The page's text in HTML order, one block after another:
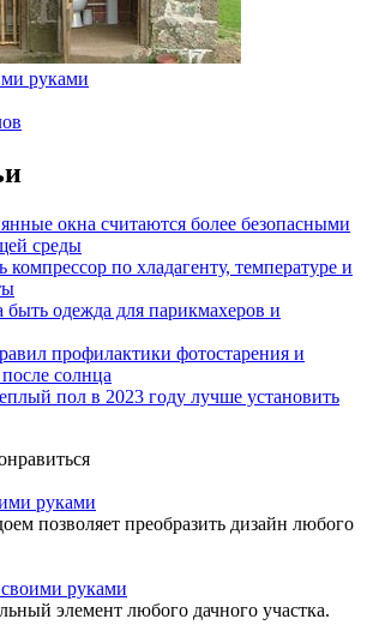
руками
окна считаются более безопасными
среды
компрессор по хладагенту, температуре и
одежда для парикмахеров и
профилактики фотостарения и
солнца
пол в 2023 году лучше установить
руками
позволяет преобразить дизайн любого
руками
элемент любого дачного участка.